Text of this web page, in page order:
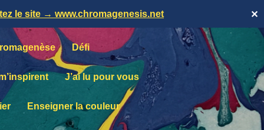
le site → www.chromagenesis.net ✕
Défi
m’inspirent J’ai lu pour vous
Enseigner la couleur